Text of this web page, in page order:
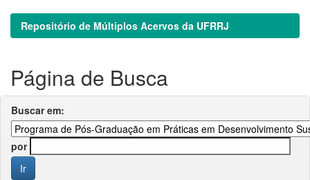
Repositório de Múltiplos Acervos da UFRRJ
Página de Busca
Buscar em:
por